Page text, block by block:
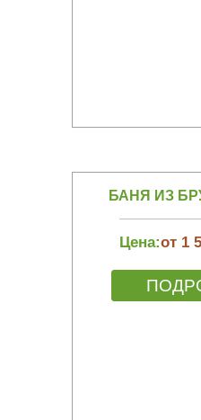
БАНЯ ИЗ
Цена:от 1